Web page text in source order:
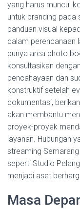
yang harus muncul
untuk branding
panduan visual
dalam perencanaan
punya area photo
konsultasikan
pencahayaan dan
konstruktif setelah
dokumentasi,
akan membantu
proyek-proyek
layanan. Hubungan
streaming
seperti Studio
menjadi aset
Masa